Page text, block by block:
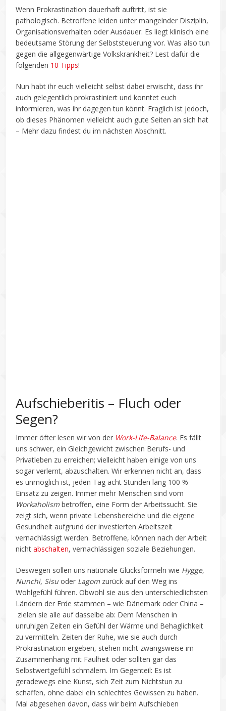
Wenn Prokrastination dauerhaft auftritt, ist sie
pathologisch. Betroffene leiden unter mangelnder Disziplin,
Organisationsverhalten oder Ausdauer. Es liegt klinisch eine
bedeutsame Störung der Selbststeuerung vor. Was also tun
gegen die allgegenwärtige Volkskrankheit? Lest dafür die
folgenden 10 Tipps!
Nun habt ihr euch vielleicht selbst dabei erwischt, dass ihr
auch gelegentlich prokrastiniert und konntet euch
informieren, was ihr dagegen tun könnt. Fraglich ist jedoch,
ob dieses Phänomen vielleicht auch gute Seiten an sich hat
– Mehr dazu findest du im nächsten Abschnitt.
Aufschieberitis – Fluch oder
Segen?
Immer öfter lesen wir von der Work-Life-Balance. Es fällt
uns schwer, ein Gleichgewicht zwischen Berufs- und
Privatleben zu erreichen; vielleicht haben einige von uns
sogar verlernt, abzuschalten. Wir erkennen nicht an, dass
es unmöglich ist, jeden Tag acht Stunden lang 100 %
Einsatz zu zeigen. Immer mehr Menschen sind vom
Workaholismbetroffen, eine Form der Arbeitssucht. Sie
zeigt sich, wenn private Lebensbereiche und die eigene
Gesundheit aufgrund der investierten Arbeitszeit
vernachlässigt werden. Betroffene, können nach der Arbeit
nichtabschalten, vernachlässigen soziale Beziehungen.
Deswegen sollen uns nationale Glücksformeln wie Hygge,
Nunchi, Sisu oder Lagomzurück auf den Weg ins
Wohlgefühl führen. Obwohl sie aus den unterschiedlichsten
Ländern der Erde stammen – wie Dänemark oder China –
zielen sie alle auf dasselbe ab: Dem Menschen in
unruhigen Zeiten ein Gefühl der Wärme und Behaglichkeit
zu vermitteln. Zeiten der Ruhe, wie sie auch durch
Prokrastination ergeben, stehen nicht zwangsweise im
Zusammenhang mit Faulheit oder sollten gar das
Selbstwertgefühl schmälern. Im Gegenteil: Es ist
geradewegs eine Kunst, sich Zeit zum Nichtstun zu
schaffen, ohne dabei ein schlechtes Gewissen zu haben.
Mal abgesehen davon, dass wir beim Aufschieben